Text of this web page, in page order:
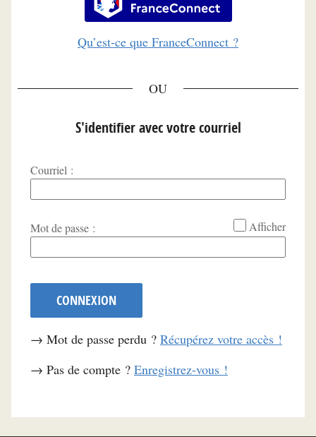
Qu’est-ce que FranceConnect ?
S'identifier avec votre courriel
Courriel :
Mot de passe : Afficher
CONNEXION
→ Mot de passe perdu ? Récupérez votre accès !
→ Pas de compte ? Enregistrez-vous !